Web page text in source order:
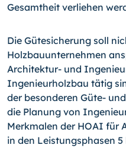
Gesamtheit verliehen
Die Gütesicherung soll
Holzbauunternehmen
Architektur- und
Ingenieurholzbau tätig
der besonderen Güte-
die Planung von
Merkmalen der HOAI für
in den Leistungsphasen